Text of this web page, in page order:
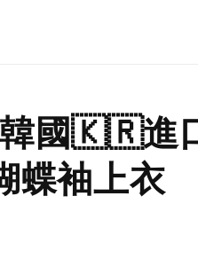
韓國🇰🇷進
蝶袖上衣